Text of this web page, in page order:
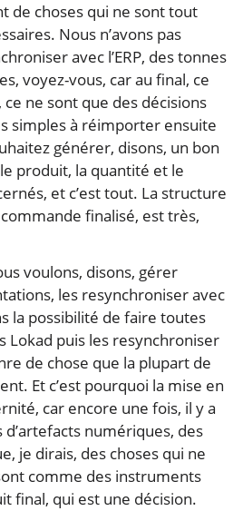
de choses qui ne sont tout
Nous n’avons pas
avec l’ERP, des tonnes
voyez-vous, car au final, ce
ne sont que des décisions
simples à réimporter ensuite
générer, disons, un bon
produit, la quantité et le
et c’est tout. La structure
finalisé, est très,
voulons, disons, gérer
les resynchroniser avec
la possibilité de faire toutes
Lokad puis les resynchroniser
de chose que la plupart de
Et c’est pourquoi la mise en
car encore une fois, il y a
numériques, des
je dirais, des choses qui ne
comme des instruments
final, qui est une décision.